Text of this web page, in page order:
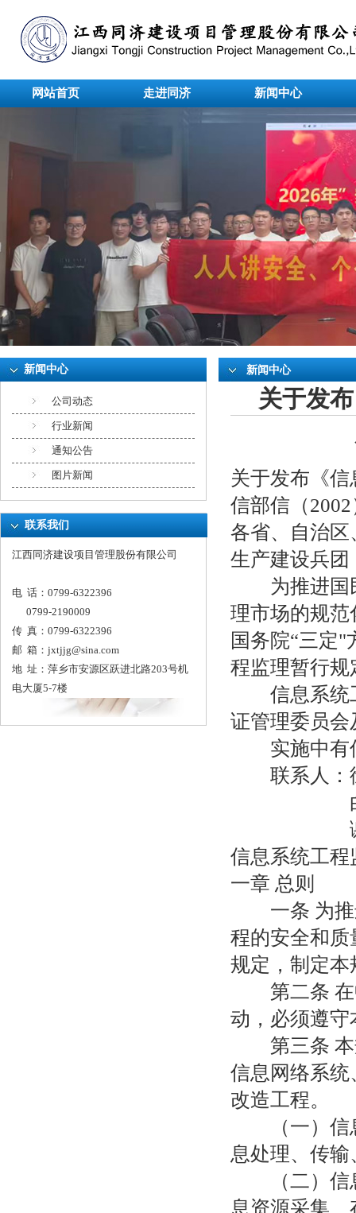
网站首页 走进同济 新闻中心
undefined
新闻中心
公司动态
行业新闻
通知公告
图片新闻
联系我们
江西同济建设项目管理股份有限公司
电 话：0799-6322396
0799-2190009
传 真：0799-6322396
邮 箱： jxtjjg@sina.com
地 址：萍乡市安源区跃进北路203号机
电大厦5-7楼
新闻中心
关于发
关于发布《
信部信（
各省、自治
生产建设兵团
为推进国民
理市场的规
国务院“三定
程监理暂行规
信息系统工
证管理委员
实施中有
联系人：
白利东
谢渡婴
信息系统工
一章 总则
一条 为推
程的安全和
规定，制定
第二条 在
动，必须遵
第三条 本
信息网络系
改造工程。
（一）信息
息处理、传
（二）信息
息资源采集